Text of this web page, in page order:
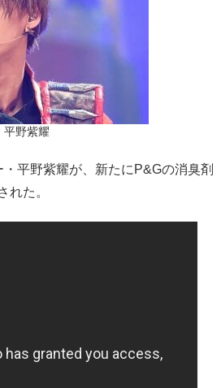
平野紫耀
平野紫耀が、新たにP&Gの消臭剤
れた。